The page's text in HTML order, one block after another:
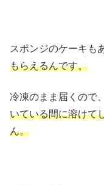
スポンジのケーキも
もらえるんです。
冷凍のまま届くので
いている間に溶けて
ん。